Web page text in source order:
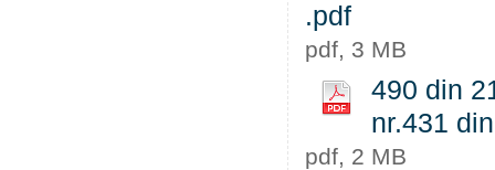
.pdf
pdf, 3 MB
490 din
nr.431
pdf, 2 MB